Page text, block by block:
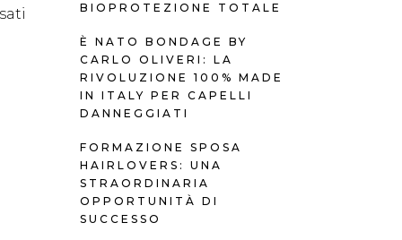
BIOPROTEZIONE TOTALE
È NATO BONDAGE BY
CARLO OLIVERI: LA
RIVOLUZIONE 100% MADE
IN ITALY PER CAPELLI
DANNEGGIATI
FORMAZIONE SPOSA
HAIRLOVERS: UNA
STRAORDINARIA
OPPORTUNITÀ DI
SUCCESSO